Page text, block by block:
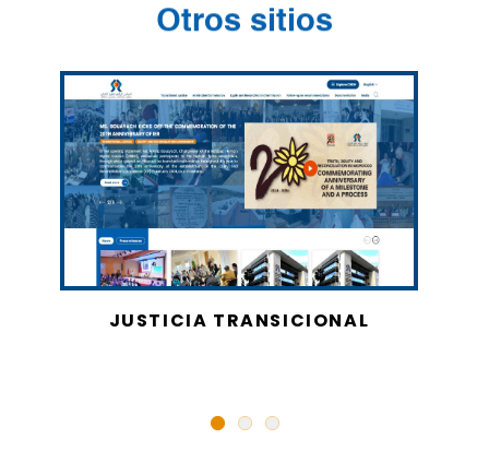
Otros sitios
JUSTICIA TRANSICIONAL